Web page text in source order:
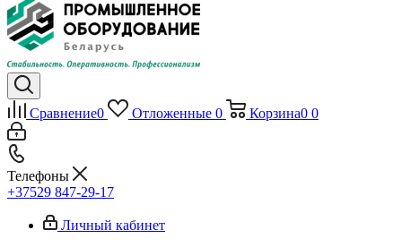
Сравнение0 Отложенные 0 Корзина0 0
Телефоны
+37529 847-29-17‬
Личный кабинет